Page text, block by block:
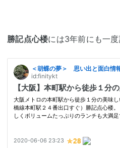
勝記点心楼には3年前にも一度